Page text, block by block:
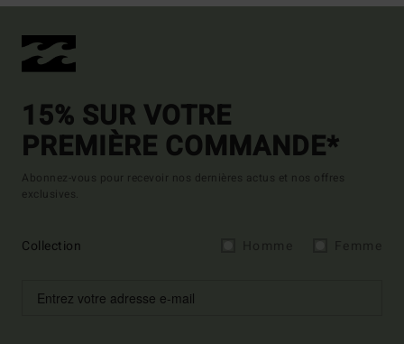
15% SUR VOTRE
PREMIÈRE COMMANDE*
Abonnez-vous pour recevoir nos dernières actus et nos offres
exclusives.
Collection